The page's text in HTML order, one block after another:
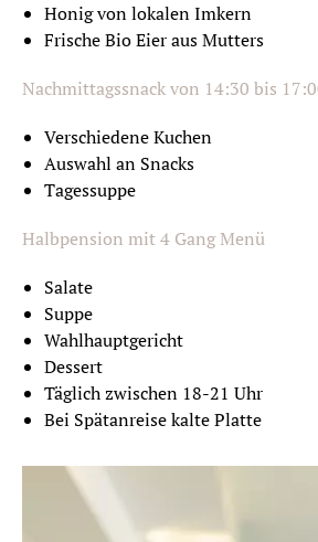
Honig von lokalen Imkern
Frische Bio Eier aus Mutters
Nachmittagssnack von 14:30 bis
Verschiedene Kuchen
Auswahl an Snacks
Tagessuppe
Halbpension mit 4 Gang Menü
Salate
Suppe
Wahlhauptgericht
Dessert
Täglich zwischen 18-21 Uhr
Bei Spätanreise kalte Platte